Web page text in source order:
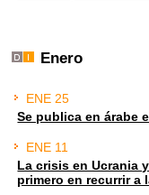
Enero
ENE 25
Se publica en árabe
ENE 11
La crisis en Ucrania
primero en recurrir a